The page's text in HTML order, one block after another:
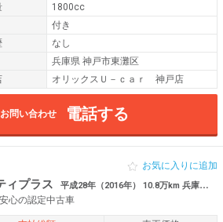
1800cc
付き
なし
兵庫県 神戸市東灘区
オリックスＵ－ｃａｒ 神戸店
お問い合わせ 電話する
プラス 平成28年（2016年） 10.8万km 兵庫県姫路市 ビ ドラレコ ＥＴＣ
心の認定中古車
お気に入りに追加